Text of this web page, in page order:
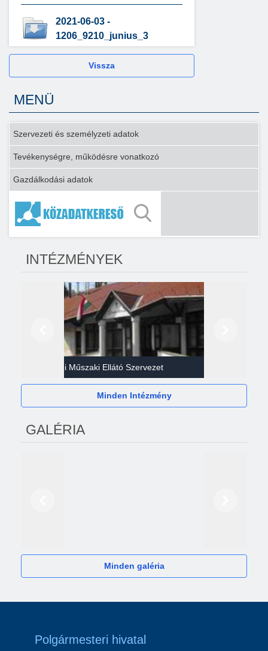
2021-06-03 -
1206_9210_junius_3
Vissza
MENÜ
Szervezeti és személyzeti adatok
Tevékenységre, működésre vonatkozó
Gazdálkodási adatok
INTÉZMÉNYEK
Gazdasági Műszaki Ellátó Szervezet
Minden Intézmény
GALÉRIA
Minden galéria
Polgármesteri hivatal